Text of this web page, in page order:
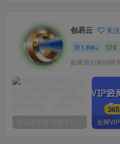
创易云 关注
1.8W+ 0
如果我们相信明
你还在到处找项目？还在当韭菜？我靠卖项目一个月收入5万+，曾经我也是个失败者。